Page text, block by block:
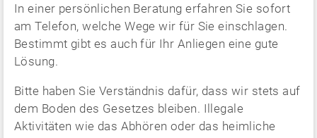
In einer persönlichen Beratung erfahren Sie sofort
am Telefon, welche Wege wir für Sie einschlagen.
Bestimmt gibt es auch für Ihr Anliegen eine gute
Lösung.
Bitte haben Sie Verständnis dafür, dass wir stets auf
dem Boden des Gesetzes bleiben. Illegale
Aktivitäten wie das Abhören oder das heimliche